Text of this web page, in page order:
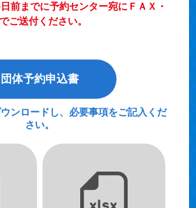
前までに予約センター宛にＦＡＸ・
ご送付ください。
団体予約申込書
ンロードし、必要事項をご記入くだ
さい。